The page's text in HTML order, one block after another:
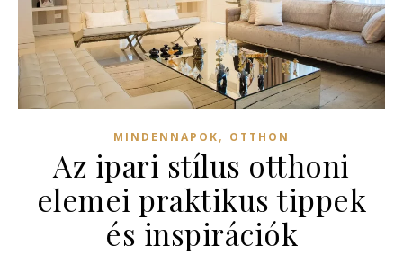
MINDENNAPOK, OTTHON
Az ipari stílus otthoni
elemei praktikus tippek
és inspirációk